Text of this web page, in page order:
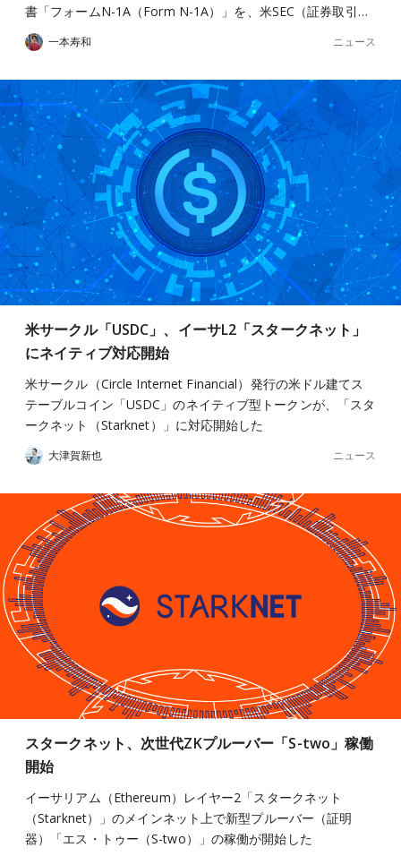
書「フォームN-1A（Form N-1A）」を、米SEC（証券取引…
一本寿和 ニュース
米サークル「USDC」、イーサL2「スタークネット」
にネイティブ対応開始
米サークル（Circle Internet Financial）発行の米ドル建てス
テーブルコイン「USDC」のネイティブ型トークンが、「スタ
ークネット（Starknet）」に対応開始した
大津賀新也 ニュース
スタークネット、次世代ZKプルーバー「S-two」稼働
開始
イーサリアム（Ethereum）レイヤー2「スタークネット
（Starknet）」のメインネット上で新型プルーバー（証明
器）「エス・トゥー（S-two）」の稼働が開始した